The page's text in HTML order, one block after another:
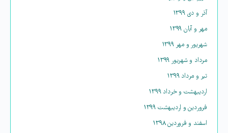
آذر و دی ۱۳۹۹
مهر و آبان ۱۳۹۹
شهریور و مهر ۱۳۹۹
مرداد و شهریور ۱۳۹۹
تیر و مرداد ۱۳۹۹
اردیبهشت و خرداد ۱۳۹۹
فروردین و اردیبهشت ۱۳۹۹
اسفند و فروردین ۱۳۹۸